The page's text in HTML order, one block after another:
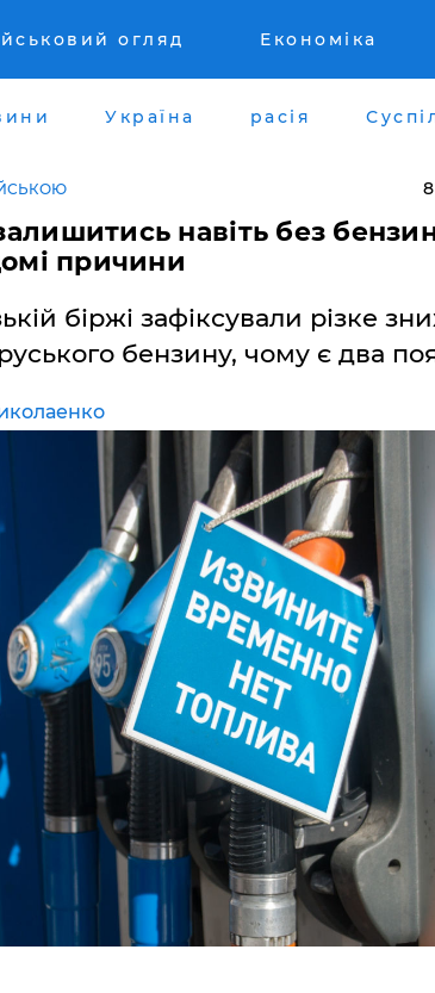
огляд Економіка
Україна расія
навіть без
причини
біржі зафіксували різке
бензину, чому є два